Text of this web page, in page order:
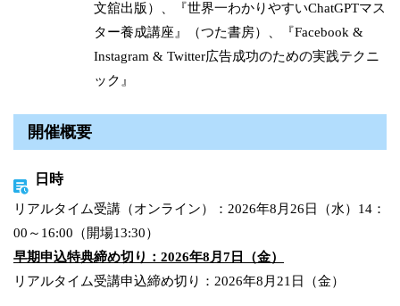
文舘出版）、『世界一わかりやすいChatGPTマス
ター養成講座』（つた書房）、『Facebook &
Instagram & Twitter広告成功のための実践テクニ
ック』
開催概要
日時
リアルタイム受講（オンライン）：2026年8月26日（水）14：
00～16:00（開場13:30）
早期申込特典締め切り：2026年8月7日（金）
リアルタイム受講申込締め切り：2026年8月21日（金）